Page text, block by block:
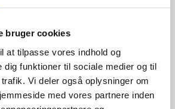
bruger cookies
at tilpasse vores indhold og
dig funktioner til sociale medier og til
Vi deler også oplysninger om
med vores partnere inden
Stærke
større
udvalg